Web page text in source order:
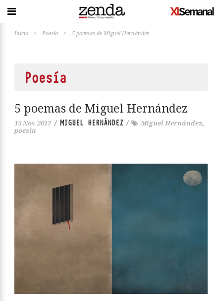
Inicio > Poesía > 5 poemas de Miguel Hernández
Poesía
5 poemas de Miguel Hernández
15 Nov 2017 / MIGUEL HERNÁNDEZ / Miguel Hernández,
poesía